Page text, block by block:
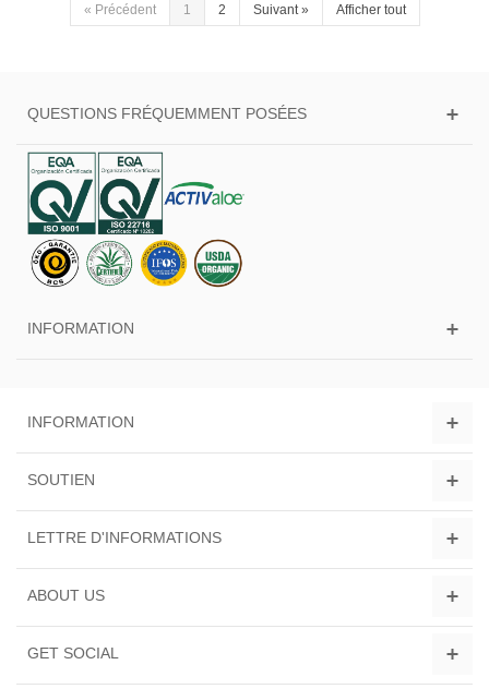
« Précédent 1 2 Suivant» Afficher tout
QUESTIONS FRÉQUEMMENT POSÉES
INFORMATION
INFORMATION
SOUTIEN
LETTRE D'INFORMATIONS
ABOUT US
GET SOCIAL